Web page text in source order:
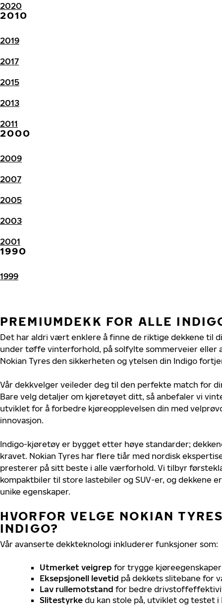
2020
2010
2019
2017
2015
2013
2011
2000
2009
2007
2005
2003
2001
1990
1999
PREMIUMDEKK FOR ALLE
Det har aldri vært enklere å finne de riktige dekkene til
under tøffe vinterforhold, på solfylte sommerveier eller
Nokian Tyres den sikkerheten og ytelsen din Indigo
Vår dekkvelger veileder deg til den perfekte match for
Bare velg detaljer om kjøretøyet ditt, så anbefaler vi
utviklet for å forbedre kjøreopplevelsen din med
innovasjon.
Indigo-kjøretøy er bygget etter høye standarder;
kravet. Nokian Tyres har flere tiår med nordisk
presterer på sitt beste i alle værforhold. Vi tilbyr
kompaktbiler til store lastebiler og SUV-er, og dekkene
unike egenskaper.
HVORFOR VELGE NOKIAN
INDIGO?
Vår avanserte dekkteknologi inkluderer funksjoner som:
Utmerket veigrep for trygge
Eksepsjonell levetid på dekkets slitebane for
Lav rullemotstand for bedre
Slitestyrke du kan stole på, utviklet og testet i